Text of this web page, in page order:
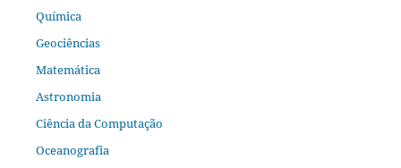
Química
Geociências
Matemática
Astronomia
Ciência da Computação
Oceanografia